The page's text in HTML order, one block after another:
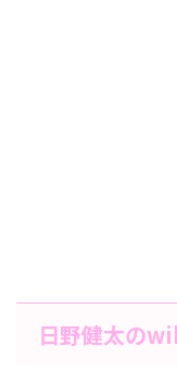
日野健太の